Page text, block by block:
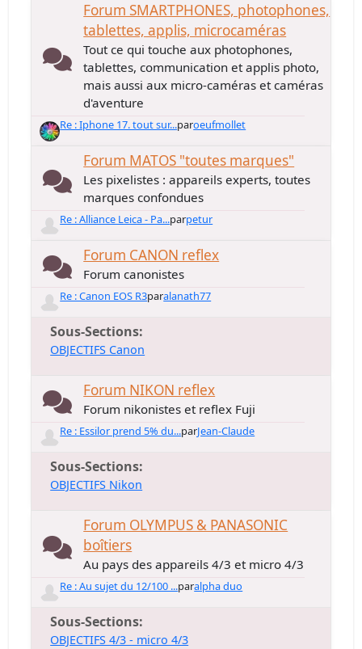
Forum SMARTPHONES, photophones,
tablettes, applis, microcaméras
Tout ce qui touche aux photophones,
tablettes, communication et applis photo,
mais aussi aux micro-caméras et caméras
d'aventure
Re : Iphone 17. tout sur...paroeufmollet
Forum MATOS "toutes marques"
Les pixelistes : appareils experts, toutes
marques confondues
Re : Alliance Leica - Pa...parpetur
Forum CANON reflex
Forum canonistes
Re : Canon EOS R3paralanath77
Sous-Sections
OBJECTIFS Canon
Forum NIKON reflex
Forum nikonistes et reflex Fuji
Re : Essilor prend 5% du...parJean-Claude
Sous-Sections
OBJECTIFS Nikon
Forum OLYMPUS & PANASONIC
boîtiers
Au pays des appareils 4/3 et micro 4/3
Re : Au sujet du 12/100 ...paralpha duo
Sous-Sections
OBJECTIFS 4/3 - micro 4/3